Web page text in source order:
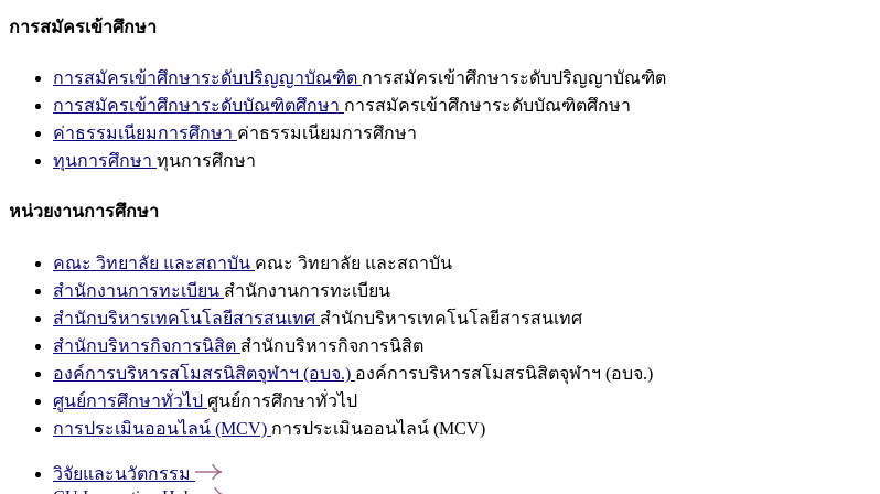
การสมัครเข้าศึกษา
การสมัครเข้าศึกษาระดับปริญญาบัณฑิต การสมัครเข้าศึกษาระดับปริญญาบัณฑิต
การสมัครเข้าศึกษาระดับบัณฑิตศึกษา การสมัครเข้าศึกษาระดับบัณฑิตศึกษา
ค่าธรรมเนียมการศึกษา ค่าธรรมเนียมการศึกษา
ทุนการศึกษา ทุนการศึกษา
หน่วยงานการศึกษา
คณะ วิทยาลัย และสถาบัน คณะ วิทยาลัย และสถาบัน
สำนักงานการทะเบียน สำนักงานการทะเบียน
สำนักบริหารเทคโนโลยีสารสนเทศ สำนักบริหารเทคโนโลยีสารสนเทศ
สำนักบริหารกิจการนิสิต สำนักบริหารกิจการนิสิต
องค์การบริหารสโมสรนิสิตจุฬาฯ (อบจ.) องค์การบริหารสโมสรนิสิตจุฬาฯ (อบจ.)
ศูนย์การศึกษาทั่วไป ศูนย์การศึกษาทั่วไป
การประเมินออนไลน์ (MCV) การประเมินออนไลน์ (MCV)
วิจัยและนวัตกรรม